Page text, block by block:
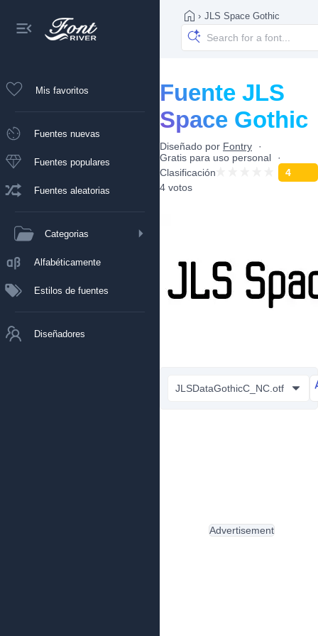
Mis favoritos
Fuentes nuevas
Fuentes populares
Fuentes aleatorias
Categorias
Alfabéticamente
Estilos de fuentes
Diseñadores
› JLS Space Gothic
Fuente JLS
Space Gothic
Diseñado por Fontry
Gratis para uso personal
Clasificación
4
4 votos
JLSDataGothicC_NC.otf
Advertisement